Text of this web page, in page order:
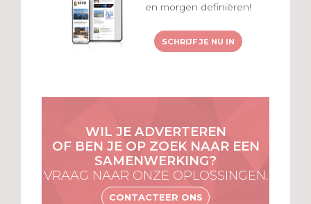
en morgen definiëren!
SCHRIJF JE NU IN
WIL JE ADVERTEREN
OF BEN JE OP ZOEK NAAR EEN
SAMENWERKING?
VRAAG NAAR ONZE OPLOSSINGEN.
CONTACTEER ONS